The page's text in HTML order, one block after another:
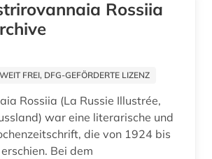
außenministerium (1)
außenwirtschaftsrecht (1)
avantgarde (1)
(1)
(1)
Rossiia
FREI, DFG-GEFÖRDERTE LIZENZ
Rossiia (La Russie Illustrée,
war eine literarische und
die von 1924 bis
Bei dem